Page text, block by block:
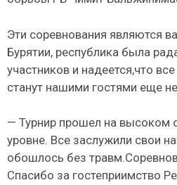
Эти соревнования являются
Бурятии, республика была
участников и надеется,что
станут нашими гостями еще
— Турнир прошел на высоком
уровне. Все заслужили свои
обошлось без
Спасибо за гостеприимство